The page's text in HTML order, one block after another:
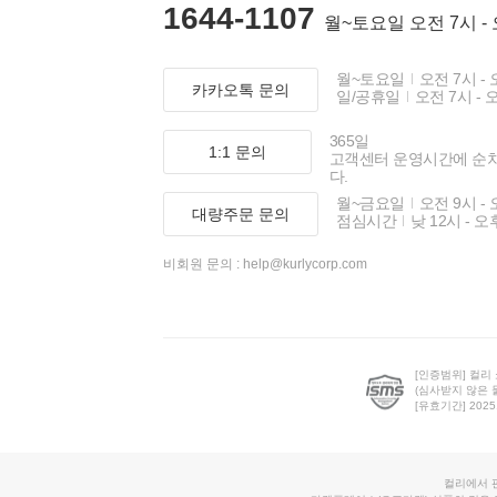
1644-1107 월~토요일 오전 7시 -
카카오톡 문의
월~토요일
오전 7시 -
일/공휴일
오전 7시 -
1:1 문의
365일
고객센터 운영시간에 순
다.
대량주문 문의
월~금요일
오전 9시 -
점심시간
낮 12시 - 오
비회원 문의 : help@kurlycorp.com
[인증범위] 컬리
(심사받지 않은
[유효기간]
컬리에서